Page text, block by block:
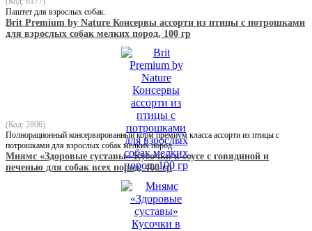
Паштет для взрослых собак.
Brit Premium by Nature Консервы ассорти из птицы с потрошками
для взрослых собак мелких пород, 100 гр
(Код: 2806)
Полнорационный консервированный корм премиум класса ассорти из птицы с
потрошками для взрослых собак мелких пород.
Мнямс «Здоровые суставы» Кусочки в соусе с говядиной и
печенью для собак всех пород, 400 гр